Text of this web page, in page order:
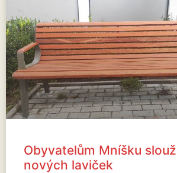
Obyvatelům Mníšku
nových laviček